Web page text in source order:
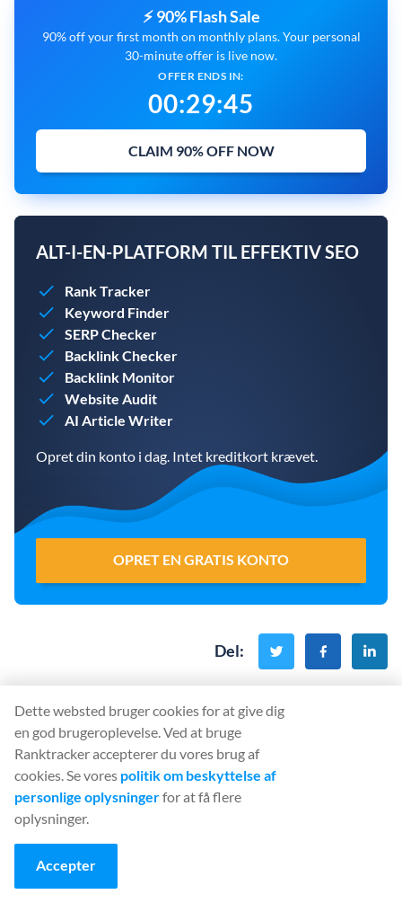
⚡ 90% Flash Sale
90% off your first month on monthly plans. Your personal
30-minute offer is live now.
OFFER ENDS IN:
00:29:43
CLAIM 90% OFF NOW
ALT-I-EN-PLATFORM TIL EFFEKTIV SEO
Rank Tracker
Keyword Finder
SERP Checker
Backlink Checker
Backlink Monitor
Website Audit
AI Article Writer
Opret din konto i dag. Intet kreditkort krævet.
OPRET EN GRATIS KONTO
Del:
Begynd at bruge
Ranktracker... Gratis!
Dette websted bruger cookies for at give dig
en god brugeroplevelse. Ved at bruge
Ranktracker accepterer du vores brug af
cookies. Se vores politik om beskyttelse af
personlige oplysningerfor at få flere
oplysninger.
Accepter